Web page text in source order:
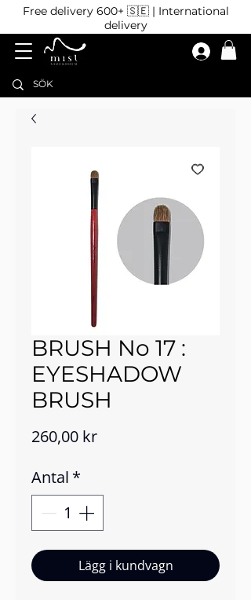
Free delivery 600+ 🇸🇪 | International
delivery
BRUSH No 17 :
EYESHADOW
BRUSH
260,00 krPris
Antal *
Lägg i kundvagn